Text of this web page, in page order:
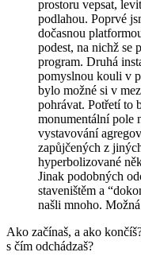
prostoru vepsat,
podlahou. Poprvé
dočasnou
podest, na nichž se
program. Druhá
pomyslnou kouli v
bylo možné si v
pohrávat. Potřetí to
monumentální pole
vystavování
zapůjčených z
hyperbolizované
Jinak podobných
staveništěm a
našli mnoho.
Ako začínaš, a ako
s čím odchádzaš?